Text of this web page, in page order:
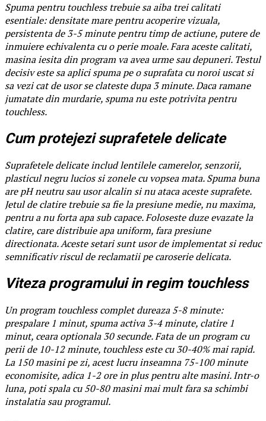
Spuma pentru touchless trebuie sa aiba trei calitati
esentiale: densitate mare pentru acoperire vizuala,
persistenta de 3-5 minute pentru timp de actiune, putere de
inmuiere echivalenta cu o perie moale. Fara aceste calitati,
masina iesita din program va avea urme sau depuneri. Testul
decisiv este sa aplici spuma pe o suprafata cu noroi uscat si
sa vezi cat de usor se clateste dupa 3 minute. Daca ramane
jumatate din murdarie, spuma nu este potrivita pentru
touchless.
Cum protejezi suprafetele delicate
Suprafetele delicate includ lentilele camerelor, senzorii,
plasticul negru lucios si zonele cu vopsea mata. Spuma buna
are pH neutru sau usor alcalin si nu ataca aceste suprafete.
Jetul de clatire trebuie sa fie la presiune medie, nu maxima,
pentru a nu forta apa sub capace. Foloseste duze evazate la
clatire, care distribuie apa uniform, fara presiune
directionata. Aceste setari sunt usor de implementat si reduc
semnificativ riscul de reclamatii pe caroserie delicata.
Viteza programului in regim touchless
Un program touchless complet dureaza 5-8 minute:
prespalare 1 minut, spuma activa 3-4 minute, clatire 1
minut, ceara optionala 30 secunde. Fata de un program cu
perii de 10-12 minute, touchless este cu 30-40% mai rapid.
La 150 masini pe zi, acest lucru inseamna 75-100 minute
economisite, adica 1-2 ore in plus pentru alte masini. Intr-o
luna, poti spala cu 50-80 masini mai mult fara sa schimbi
instalatia sau programul.